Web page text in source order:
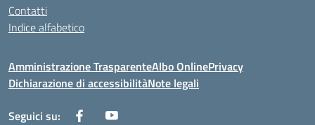
Contatti
Indice alfabetico
Amministrazione TrasparenteAlbo OnlinePrivacy
Dichiarazione di accessibilitàNote legali
Seguici su: